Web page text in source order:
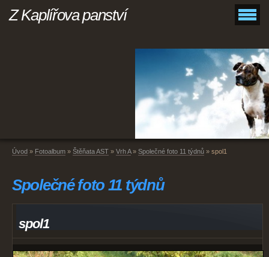
Z Kaplířova panství
Úvod » Fotoalbum » Štěňata AST » Vrh A» Společné foto 11 týdnů » spol1
Společné foto 11 týdnů
spol1